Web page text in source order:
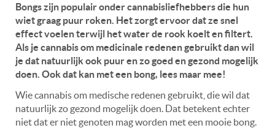
Bongs zijn populair onder cannabisliefhebbers die hun
wiet graag puur roken. Het zorgt ervoor dat ze snel
effect voelen terwijl het water de rook koelt en filtert.
Als je cannabis om medicinale redenen gebruikt dan wil
je dat natuurlijk ook puur en zo goed en gezond mogelijk
doen. Ook dat kan met een bong, lees maar mee!
Wie cannabis om medische redenen gebruikt, die wil dat
natuurlijk zo gezond mogelijk doen. Dat betekent echter
niet dat er niet genoten mag worden met een mooie bong.